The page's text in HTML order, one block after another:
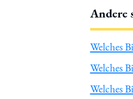
Andere
Welches
Welches
Welches